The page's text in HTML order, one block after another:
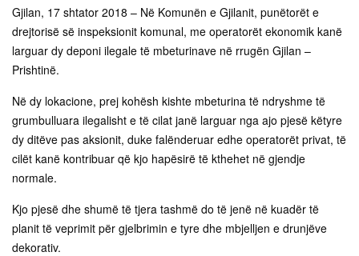
Gjilan, 17 shtator 2018 – Në Komunën e Gjilanit, punëtorët e
drejtorisë së inspeksionit komunal, me operatorët ekonomik kanë
larguar dy deponi ilegale të mbeturinave në rrugën Gjilan –
Prishtinë.
Në dy lokacione, prej kohësh kishte mbeturina të ndryshme të
grumbulluara ilegalisht e të cilat janë larguar nga ajo pjesë këtyre
dy ditëve pas aksionit, duke falënderuar edhe operatorët privat, të
cilët kanë kontribuar që kjo hapësirë të kthehet në gjendje
normale.
Kjo pjesë dhe shumë të tjera tashmë do të jenë në kuadër të
planit të veprimit për gjelbrimin e tyre dhe mbjelljen e drunjëve
dekorativ.